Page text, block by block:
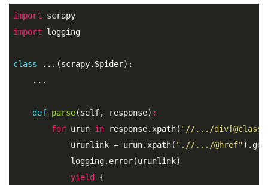
import
import logging
class ... (scrapy.Spider) :
    ...
def parse(self, response) :
for urun in response.xpath( "//.../
            urunlink = urun.xpath(
".//.../@href"
            logging.error(urunlink)
yield
{